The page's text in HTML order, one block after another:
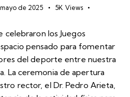
de 2025 5K Views
celebraron los Juegos
pensado para fomentar
del deporte entre nuestra
La ceremonia de apertura
rector, el Dr. Pedro Arieta,